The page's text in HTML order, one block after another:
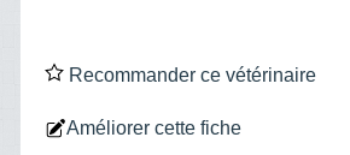
Recommander ce vétérinaire
Améliorer cette fiche